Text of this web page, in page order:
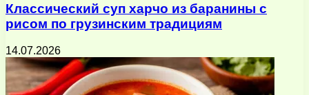
Классический суп харчо из баранины с
рисом по грузинским традициям
14.07.2026